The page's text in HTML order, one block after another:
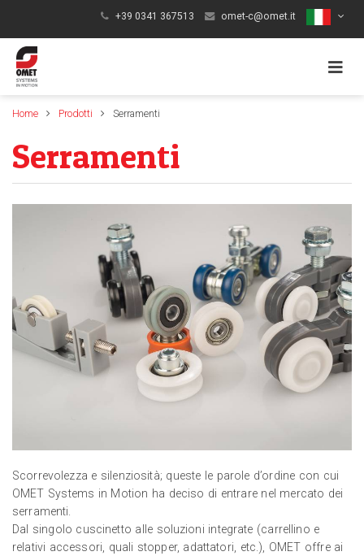
+39 0341 367513 omet-c@omet.it
Toggle
Home Prodotti Serramenti
Serramenti
Scorrevolezza e silenziosità; queste le parole d’ordine con cui
OMET Systems in Motion ha deciso di entrare nel mercato dei
serramenti.
Dal singolo cuscinetto alle soluzioni integrate (carrellino e
relativi accessori, quali stopper, adattatori, etc.), OMET offre ai